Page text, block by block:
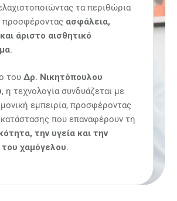
τα περιθώρια
προσφέροντας ασφάλεια,
άριστο αισθητικό
.
του Δρ. Νικητόπουλου
, η τεχνολογία συνδυάζεται με
εμπειρία, προσφέροντας
που επαναφέρουν τη
την υγεία και την
του χαμόγελου.